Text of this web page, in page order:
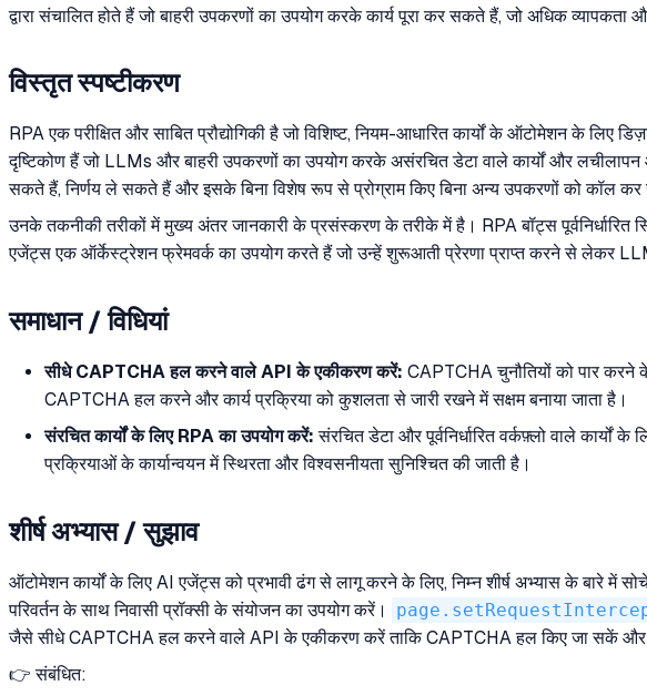
द्वारा संचालित होते हैं जो बाहरी उपकरणों का उपयोग करके कार्य पूरा कर सकते हैं, जो अधिक
विस्तृत स्पष्टीकरण
RPA एक परीक्षित और साबित प्रौद्योगिकी है जो विशिष्ट, नियम-आधारित कार्यों के ऑटोमेशन के
दृष्टिकोण हैं जो LLMs और बाहरी उपकरणों का उपयोग करके असंरचित डेटा वाले कार्यों और
सकते हैं, निर्णय ले सकते हैं और इसके बिना विशेष रूप से प्रोग्राम किए बिना अन्य उपकरणों को कॉल
उनके तकनीकी तरीकों में मुख्य अंतर जानकारी के प्रसंस्करण के तरीके में है। RPA बॉट्स
एजेंट्स एक ऑर्केस्ट्रेशन फ्रेमवर्क का उपयोग करते हैं जो उन्हें शुरूआती प्रेरणा प्राप्त करने से लेकर
समाधान / विधियां
सीधे CAPTCHA हल करने वाले API के एकीकरण करें: CAPTCHA चुनौतियों को पार
CAPTCHA हल करने और कार्य प्रक्रिया को कुशलता से जारी रखने में सक्षम बनाया जाता है।
संरचित कार्यों के लिए RPA का उपयोग करें: संरचित डेटा और पूर्वनिर्धारित वर्कफ़्लो वाले
प्रक्रियाओं के कार्यान्वयन में स्थिरता और विश्वसनीयता सुनिश्चित की जाती है।
शीर्ष अभ्यास / सुझाव
ऑटोमेशन कार्यों के लिए AI एजेंट्स को प्रभावी ढंग से लागू करने के लिए, निम्न शीर्ष अभ्यास के बारे में
परिवर्तन के साथ निवासी प्रॉक्सी के संयोजन का उपयोग करें।
जैसे सीधे CAPTCHA हल करने वाले API के एकीकरण करें ताकि CAPTCHA हल किए जा सकें और
👉 संबंधित: